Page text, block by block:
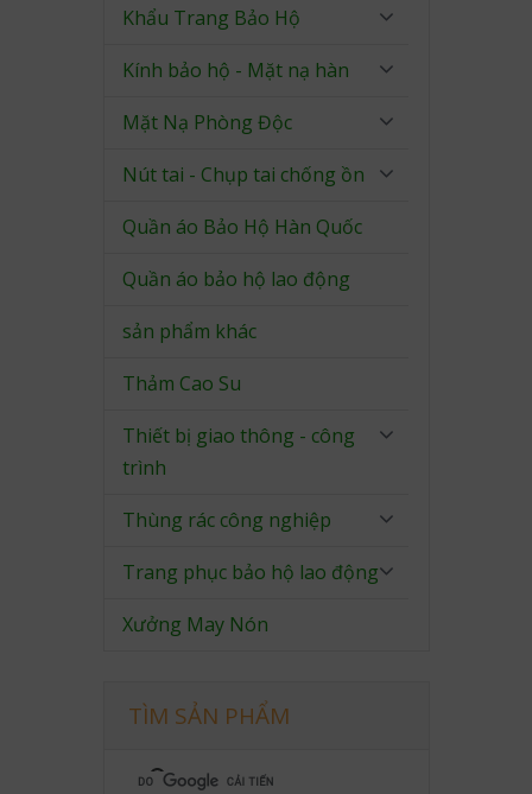
Khẩu Trang Bảo Hộ
Kính bảo hộ - Mặt nạ hàn
Mặt Nạ Phòng Độc
Nút tai - Chụp tai chống ồn
Quần áo Bảo Hộ Hàn Quốc
Quần áo bảo hộ lao động
sản phẩm khác
Thảm Cao Su
Thiết bị giao thông - công
trình
Thùng rác công nghiệp
Trang phục bảo hộ lao động
Xưởng May Nón
TÌM SẢN PHẨM